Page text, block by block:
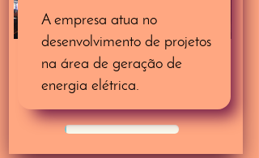
50%
A empresa atua no
desenvolvimento de projetos
na área de geração de
energia elétrica.